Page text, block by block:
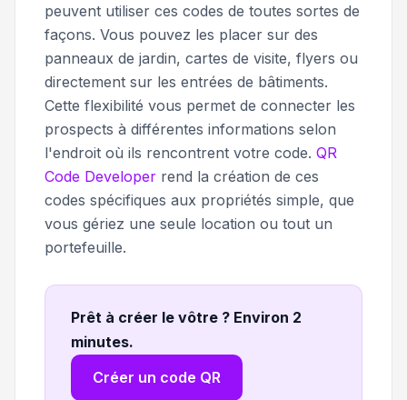
peuvent utiliser ces codes de toutes sortes de
façons. Vous pouvez les placer sur des
panneaux de jardin, cartes de visite, flyers ou
directement sur les entrées de bâtiments.
Cette flexibilité vous permet de connecter les
prospects à différentes informations selon
l'endroit où ils rencontrent votre code. QR
Code Developer rend la création de ces
codes spécifiques aux propriétés simple, que
vous gériez une seule location ou tout un
portefeuille.
Prêt à créer le vôtre ? Environ 2
minutes.
Créer un code QR